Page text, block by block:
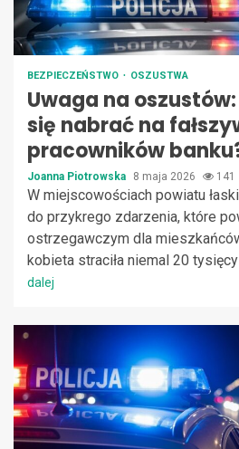
BEZPIECZEŃSTWO OSZUSTWA
Uwaga na
się nabrać na
pracowników
Joanna Piotrowska 8 maja 2026 141
W miejscowościach powiatu
do przykrego zdarzenia, które
ostrzegawczym dla
kobieta straciła niemal 20 tysięcy
dalej